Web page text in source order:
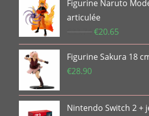
Figurine Naruto
articulée
€33.74 Le
prix
initial
€20.65
prix
actuel
Figurine Sakura 18
€28.90
Nintendo Switch 2 +